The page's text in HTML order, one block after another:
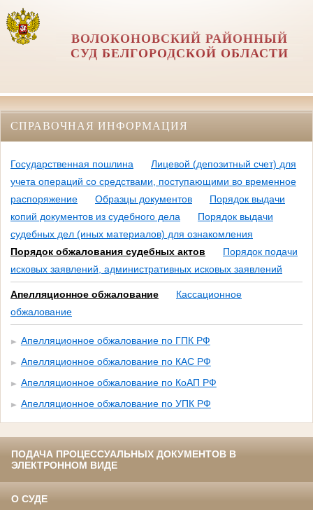
ВОЛОКОНОВСКИЙ РАЙОННЫЙ
СУД БЕЛГОРОДСКОЙ ОБЛАСТИ
СПРАВОЧНАЯ ИНФОРМАЦИЯ
Государственная пошлина
Лицевой (депозитный счет) для
учета операций со средствами, поступающими во временное
распоряжение
Образцы документов
Порядок выдачи
копий документов из судебного дела
Порядок выдачи
судебных дел (иных материалов) для ознакомления
Порядок обжалования судебных актов
Порядок подачи
исковых заявлений, административных исковых заявлений
Апелляционное обжалование
Кассационное
обжалование
Апелляционное обжалование по ГПК РФ
Апелляционное обжалование по КАС РФ
Апелляционное обжалование по КоАП РФ
Апелляционное обжалование по УПК РФ
ПОДАЧА ПРОЦЕССУАЛЬНЫХ ДОКУМЕНТОВ В
ЭЛЕКТРОННОМ ВИДЕ
О СУДЕ